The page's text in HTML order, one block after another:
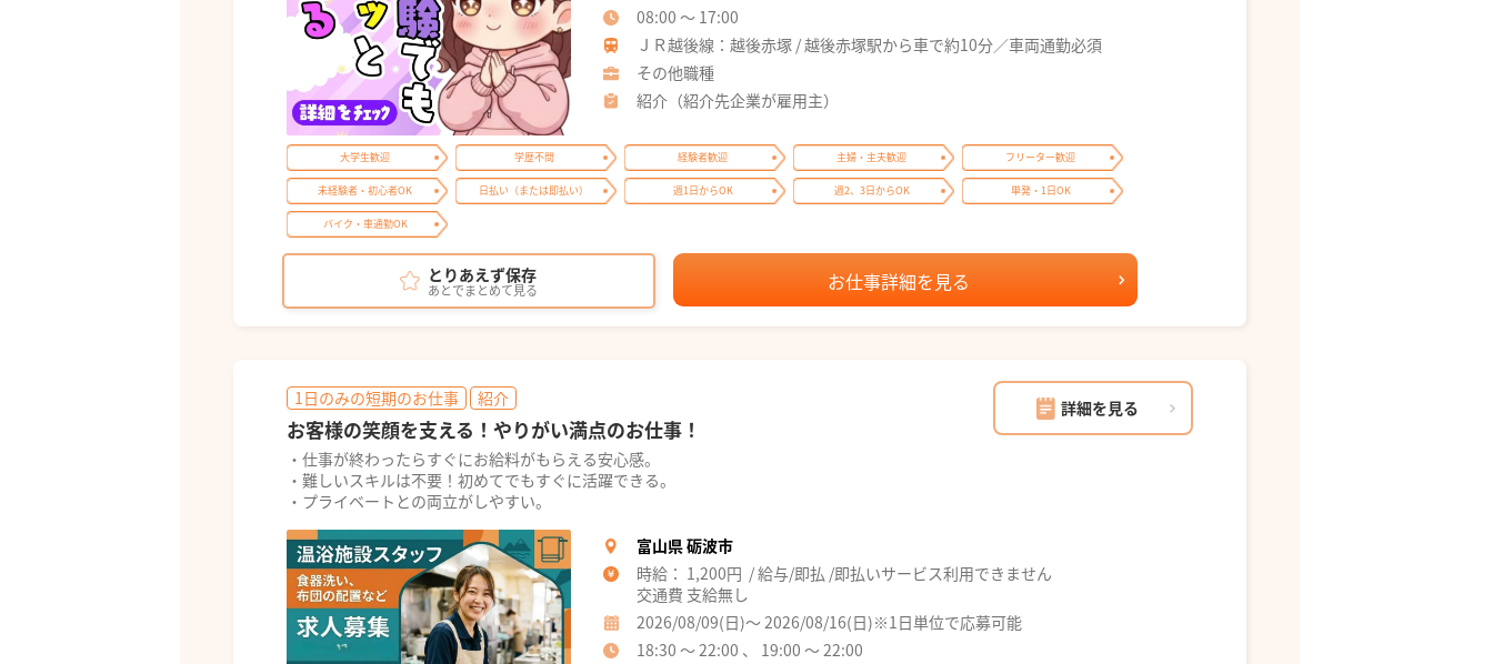
08:00 ～ 17:00
ＪＲ越後線：越後赤塚 / 越後赤塚駅から車で約10分／車両通勤必須
その他職種
紹介（紹介先企業が雇用主）
大学生歓迎 学歴不問 経験者歓迎 主婦・主夫歓迎 フリーター歓迎
未経験者・初心者OK 日払い（または即払い） 週1日からOK 週2、3日からOK 単発・1日OK
バイク・車通勤OK
とりあえず保存
あとでまとめて見る お仕事詳細を見る
1日のみの短期のお仕事 紹介 詳細を見る
お客様の笑顔を支える！やりがい満点のお仕事！
・仕事が終わったらすぐにお給料がもらえる安心感。
・難しいスキルは不要！初めてでもすぐに活躍できる。
・プライベートとの両立がしやすい。
富山県 砺波市
時給： 1,200円 / 給与/即払 /即払いサービス利用できません
交通費 支給無し
2026/08/09(日)～ 2026/08/16(日)※1日単位で応募可能
18:30 ～ 22:00 、 19:00 ～ 22:00